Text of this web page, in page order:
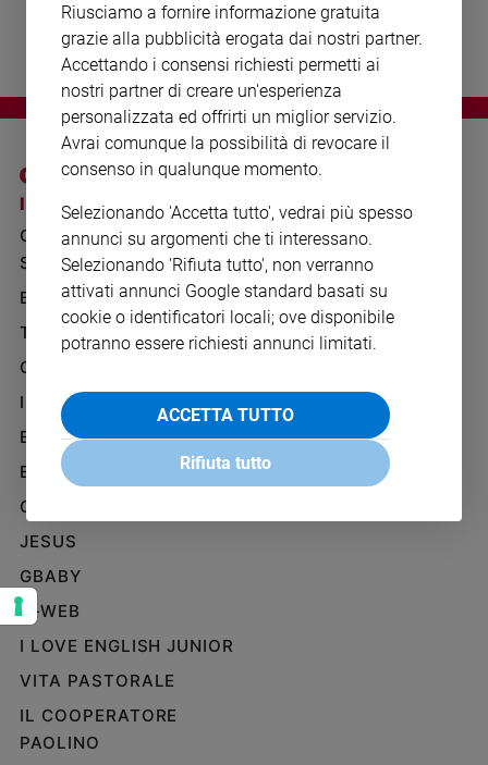
giorno
giorno
Società
e
valori
Ambiente
Creato
Volontariato
Diritti
Aziende
di
valore
della
settimana
Migranti
Diversità
e
inclusione
Costume
Cultura
e
I SITI SAN PAOLO
GRUPPO EDITORIALE
SAN PAOLO
BENESSERE
TELENOVA
GAZZETTA D'ALBA
IL GIORNALINO
EDICOLA SAN PAOLO
EDIZIONI SAN PAOLO
CREDERE
JESUS
GBABY
G-WEB
I LOVE ENGLISH JUNIOR
VITA PASTORALE
IL COOPERATORE
PAOLINO
NOTE LEGALI
PRIVACY POLICY
INFORMATIVA
WHISTLEBLOWING
SOCIAL
Riusciamo a fornire informazione gratuita
grazie alla pubblicità erogata dai nostri partner.
Accettando i consensi richiesti permetti ai
nostri partner di creare un'esperienza
personalizzata ed offrirti un miglior servizio.
Avrai comunque la possibilità di revocare il
consenso in qualunque momento.
Selezionando 'Accetta tutto', vedrai più spesso
annunci su argomenti che ti interessano.
Selezionando 'Rifiuta tutto', non verranno
attivati annunci Google standard basati su
cookie o identificatori locali; ove disponibile
potranno essere richiesti annunci limitati.
ACCETTA TUTTO
Rifiuta tutto